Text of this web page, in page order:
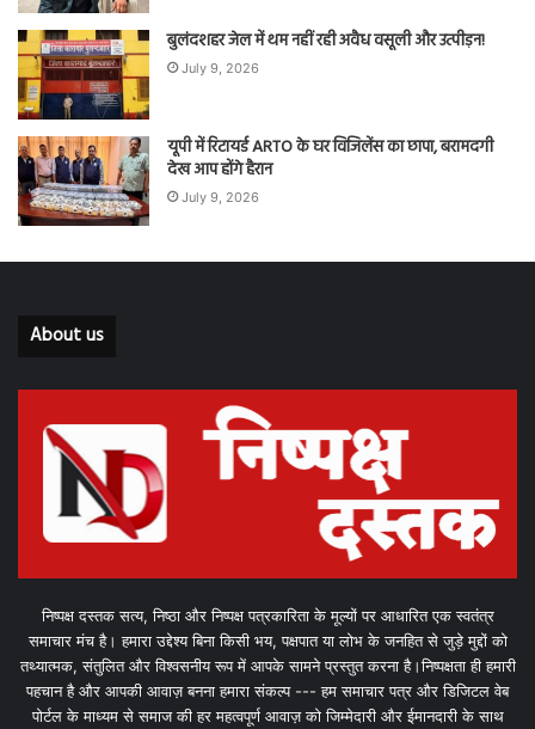
बुलंदशहर जेल में थम नहीं रही अवैध वसूली और उत्पीड़न!
July 9, 2026
यूपी में रिटायर्ड ARTO के घर विजिलेंस का छापा, बरामदगी
देख आप होंगे हैरान
July 9, 2026
About us
निष्पक्ष दस्तक सत्य, निष्ठा और निष्पक्ष पत्रकारिता के मूल्यों पर आधारित एक स्वतंत्र
समाचार मंच है। हमारा उद्देश्य बिना किसी भय, पक्षपात या लोभ के जनहित से जुड़े मुद्दों को
तथ्यात्मक, संतुलित और विश्वसनीय रूप में आपके सामने प्रस्तुत करना है।निष्पक्षता ही हमारी
पहचान है और आपकी आवाज़ बनना हमारा संकल्प --- हम समाचार पत्र और डिजिटल वेब
पोर्टल के माध्यम से समाज की हर महत्वपूर्ण आवाज़ को जिम्मेदारी और ईमानदारी के साथ